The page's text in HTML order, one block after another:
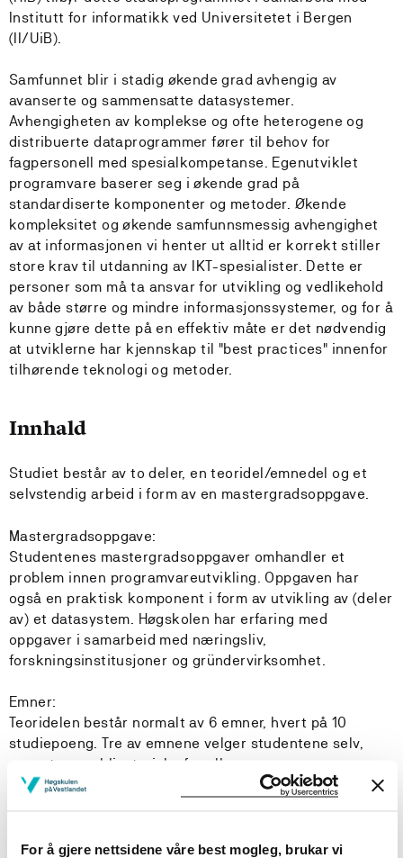
For å gjere nettsidene våre best mogleg, brukar vi
Institutt for informatikk ved Universitetet i Bergen
(II/UiB).
Samfunnet blir i stadig økende grad avhengig av
avanserte og sammensatte datasystemer.
Avhengigheten av komplekse og ofte heterogene og
distribuerte dataprogrammer fører til behov for
fagpersonell med spesialkompetanse. Egenutviklet
programvare baserer seg i økende grad på
standardiserte komponenter og metoder. Økende
kompleksitet og økende samfunnsmessig avhengighet
av at informasjonen vi henter ut alltid er korrekt stiller
store krav til utdanning av IKT-spesialister. Dette er
personer som må ta ansvar for utvikling og vedlikehold
av både større og mindre informasjonssystemer, og for å
kunne gjøre dette på en effektiv måte er det nødvendig
at utviklerne har kjennskap til "best practices" innenfor
tilhørende teknologi og metoder.
Innhald
Studiet består av to deler, en teoridel/emnedel og et
selvstendig arbeid i form av en mastergradsoppgave.
Mastergradsoppgave:
Studentenes mastergradsoppgaver omhandler et
problem innen programvareutvikling. Oppgaven har
også en praktisk komponent i form av utvikling av (deler
av) et datasystem. Høgskolen har erfaring med
oppgaver i samarbeid med næringsliv,
forskningsinstitusjoner og gründervirksomhet.
Emner:
Teoridelen består normalt av 6 emner, hvert på 10
studiepoeng. Tre av emnene velger studentene selv,
mens tre er obligatoriske for alle.
- MOD250 Avansert programvareteknologi (HiB)